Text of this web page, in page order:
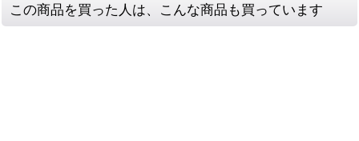
この商品を買った人は、こんな商品も買っています